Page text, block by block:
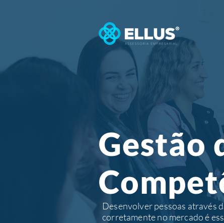
Gestão
Desenvolver pessoas através
corretamente no mercado é